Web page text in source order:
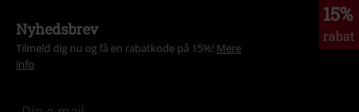
15%
rabat
Nyhedsbrev
Tilmeld dig nu og få en rabatkode på 15%! Mere
info